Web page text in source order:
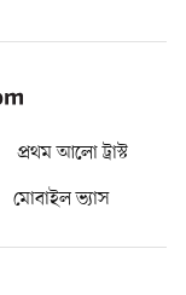
প্রথম আলো ট্রাস্ট
মোবাইল ভ্যাস